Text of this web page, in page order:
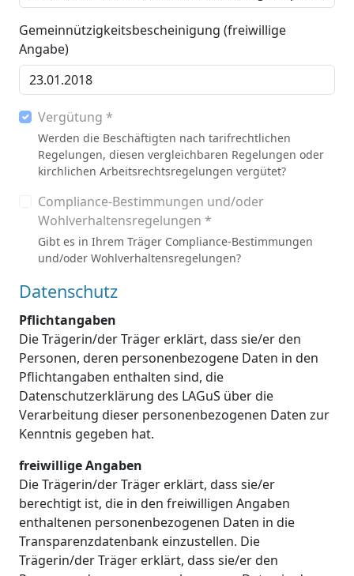
Gemeinnützigkeitsbescheinigung (freiwillige
Angabe)
Vergütung *
Werden die Beschäftigten nach tarifrechtlichen
Regelungen, diesen vergleichbaren Regelungen oder
kirchlichen Arbeitsrechtsregelungen vergütet?
Compliance-Bestimmungen und/oder
Wohlverhaltensregelungen *
Gibt es in Ihrem Träger Compliance-Bestimmungen
und/oder Wohlverhaltensregelungen?
Datenschutz
Pflichtangaben
Die Trägerin/der Träger erklärt, dass sie/er den
Personen, deren personenbezogene Daten in den
Pflichtangaben enthalten sind, die
Datenschutzerklärung des LAGuS über die
Verarbeitung dieser personenbezogenen Daten zur
Kenntnis gegeben hat.
freiwillige Angaben
Die Trägerin/der Träger erklärt, dass sie/er
berechtigt ist, die in den freiwilligen Angaben
enthaltenen personenbezogenen Daten in die
Transparenzdatenbank einzustellen. Die
Trägerin/der Träger erklärt, dass sie/er den